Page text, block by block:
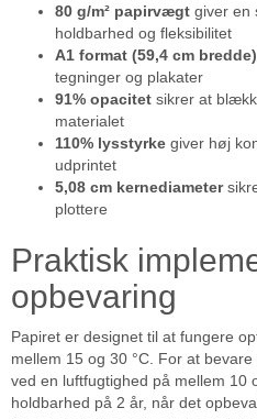
80 g/m² papirvægt giver en
holdbarhed og fleksibilitet
A1 format (59,4 cm bredde)
tegninger og plakater
91% opacitet sikrer at
materialet
110% lysstyrke giver høj
udprintet
5,08 cm kernediameter
plottere
Praktisk
opbevaring
Papiret er designet til at fungere
mellem 15 og 30 °C. For at
ved en luftfugtighed på mellem 10
holdbarhed på 2 år, når det